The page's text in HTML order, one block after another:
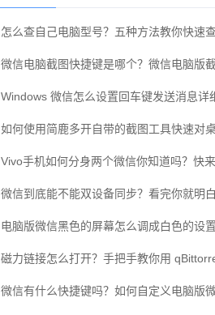
怎么查自己电脑型号？五种方法教你快速
微信电脑截图快捷键是哪个？微信电脑版
Windows 微信怎么设置回车键发送消息详
如何使用简鹿多开自带的截图工具快速对
Vivo手机如何分身两个微信你知道吗？快
微信到底能不能双设备同步？看完你就明
电脑版微信黑色的屏幕怎么调成白色的设
磁力链接怎么打开？手把手教你用
微信有什么快捷键吗？如何自定义电脑版